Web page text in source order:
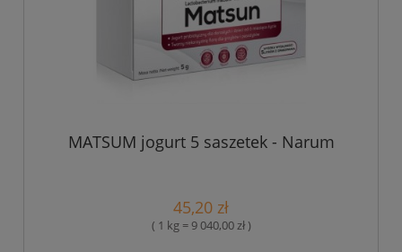
MATSUM jogurt 5 saszetek - Narum
45,20 zł
( 1 kg = 9 040,00 zł )